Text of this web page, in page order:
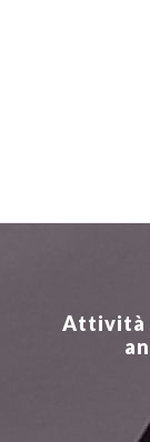
Attività